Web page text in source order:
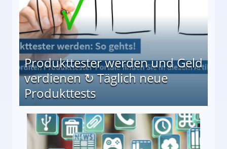
Produkttester werden und Geld
verdienen ↻ Täglich neue
Produkttests
↻ Täglich neue Produkttests